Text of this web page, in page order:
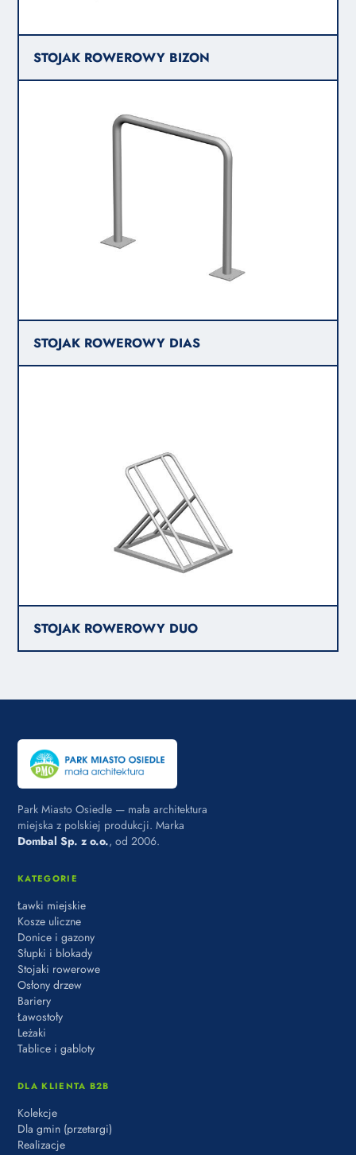
STOJAK ROWEROWY BIZON
STOJAK ROWEROWY DIAS
STOJAK ROWEROWY DUO
Park Miasto Osiedle — mała architektura
miejska z polskiej produkcji. Marka
Dombal Sp. z o.o., od 2006.
KATEGORIE
Ławki miejskie
Kosze uliczne
Donice i gazony
Słupki i blokady
Stojaki rowerowe
Osłony drzew
Bariery
Ławostoły
Leżaki
Tablice i gabloty
DLA KLIENTA B2B
Kolekcje
Dla gmin (przetargi)
Realizacje